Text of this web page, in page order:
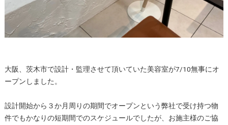
大阪、茨木市で設計・監理させて頂いていた美容室が7/10無事にオ
ープンしました。
設計開始から３か月周りの期間でオープンという弊社で受け持つ物
件でもかなりの短期間でのスケジュールでしたが、お施主様のご協